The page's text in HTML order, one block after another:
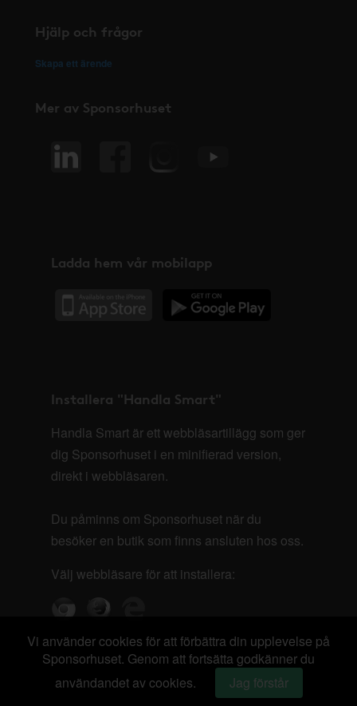
Hjälp och frågor
Skapa ett ärende
Mer av Sponsorhuset
Ladda hem vår mobilapp
Installera "Handla Smart"
Handla Smart är ett webbläsartillägg som ger
dig Sponsorhuset i en minifierad version,
direkt i webbläsaren.
Du påminns om Sponsorhuset när du
besöker en butik som finns ansluten hos oss.
Välj webbläsare för att installera:
Vi använder cookies för att förbättra din upplevelse på
Sponsorhuset. Genom att fortsätta godkänner du
användandet av cookies.
Jag förstår